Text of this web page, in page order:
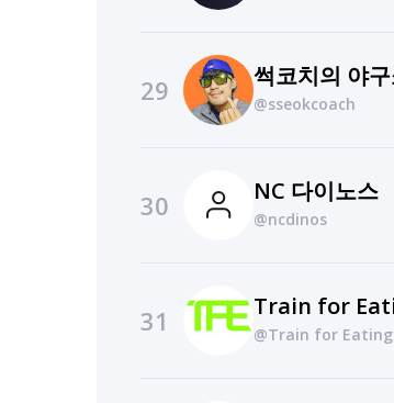
29 썩코치의 야
@sseokcoach
30 NC 다이노스
@ncdinos
31 Train for
@Train for Eating